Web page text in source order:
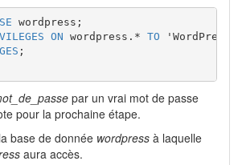
wordpress ;
ON wordpress. * TO 'WordPress'
;
par un vrai mot de passe
pour la prochaine étape.
base de donnée wordpress à laquelle
aura accès.